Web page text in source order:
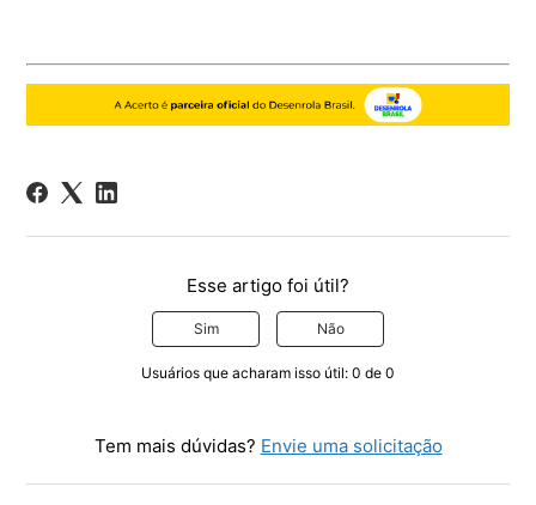
Esse artigo foi útil?
Sim Não
Usuários que acharam isso útil: 0 de 0
Tem mais dúvidas? Envie uma solicitação